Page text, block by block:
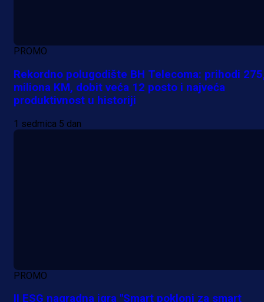
PROMO
Rekordno polugodište BH Telecoma: prihodi
miliona KM, dobit veća 12 posto i najveća
produktivnost u historiji
1 sedmica 5 dan
PROMO
II ESG nagradna igra "Smart pokloni za smart